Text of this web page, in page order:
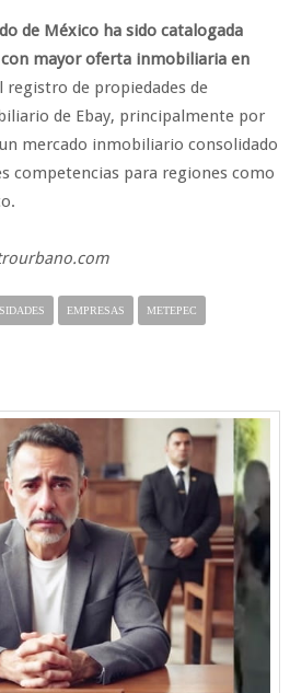
de México ha sido catalogada
mayor oferta inmobiliaria en
registro de propiedades de
de Ebay, principalmente por
mercado inmobiliario consolidado
competencias para regiones como
EMPRESAS METEPEC